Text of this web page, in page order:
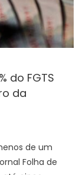
do FGTS
da
de um
Folha de